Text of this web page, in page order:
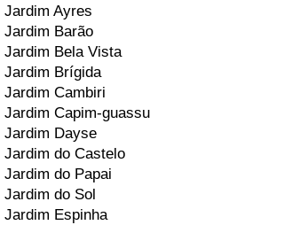
Jardim Ayres
Jardim Barão
Jardim Bela Vista
Jardim Brígida
Jardim Cambiri
Jardim Capim-guassu
Jardim Dayse
Jardim do Castelo
Jardim do Papai
Jardim do Sol
Jardim Espinha